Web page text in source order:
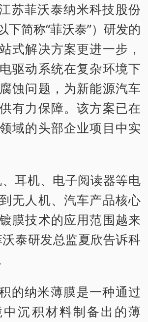
苏菲沃泰纳米科技股份
下简称“菲沃泰”）研发的
式解决方案更进一步，
驱动系统在复杂环境下
蚀问题，为新能源汽车
有力保障。该方案已在
域的头部企业项目中实
耳机、电子阅读器等电
无人机、汽车产品核心
膜技术的应用范围越来
泰研发总监夏欣告诉科
的纳米薄膜是一种通过
沉积材料制备出的薄